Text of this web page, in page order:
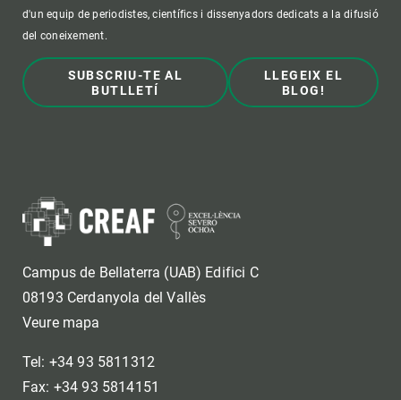
d'un equip de periodistes, científics i dissenyadors dedicats a la difusió
del coneixement.
SUBSCRIU-TE AL
BUTLLETÍ
LLEGEIX EL
BLOG!
Campus de Bellaterra (UAB) Edifici C
08193 Cerdanyola del Vallès
Veure mapa
Tel: +34 93 5811312
Fax: +34 93 5814151